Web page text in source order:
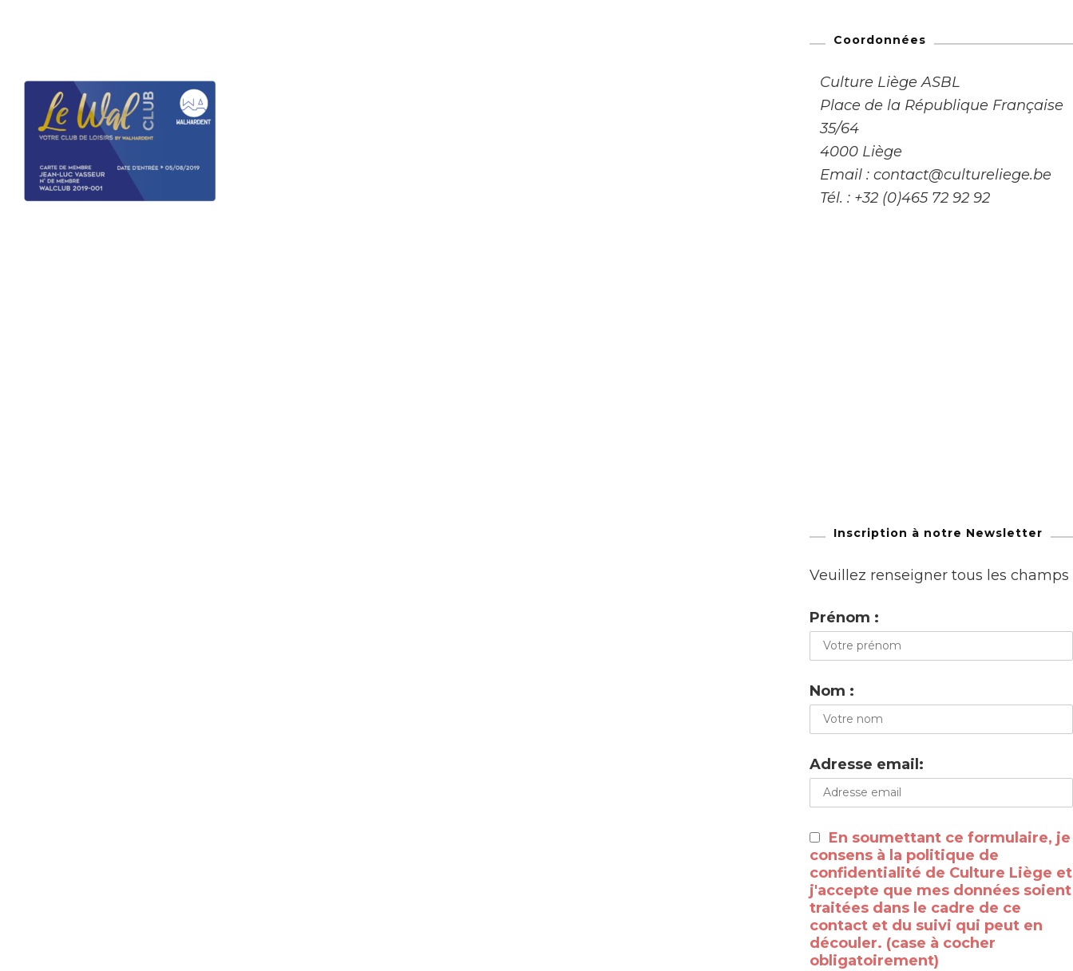
Coordonnées
Culture Liège ASBL
Place de la République Française
35/64
4000 Liège
Email : contact@cultureliege.be
Tél. : +32 (0)465 72 92 92
Inscription à notre Newsletter
Veuillez renseigner tous les champs
Prénom :
Nom :
Adresse email:
En soumettant ce formulaire, je
consens à la politique de
confidentialité de Culture Liège et
j'accepte que mes données soient
traitées dans le cadre de ce
contact et du suivi qui peut en
découler. (case à cocher
obligatoirement)